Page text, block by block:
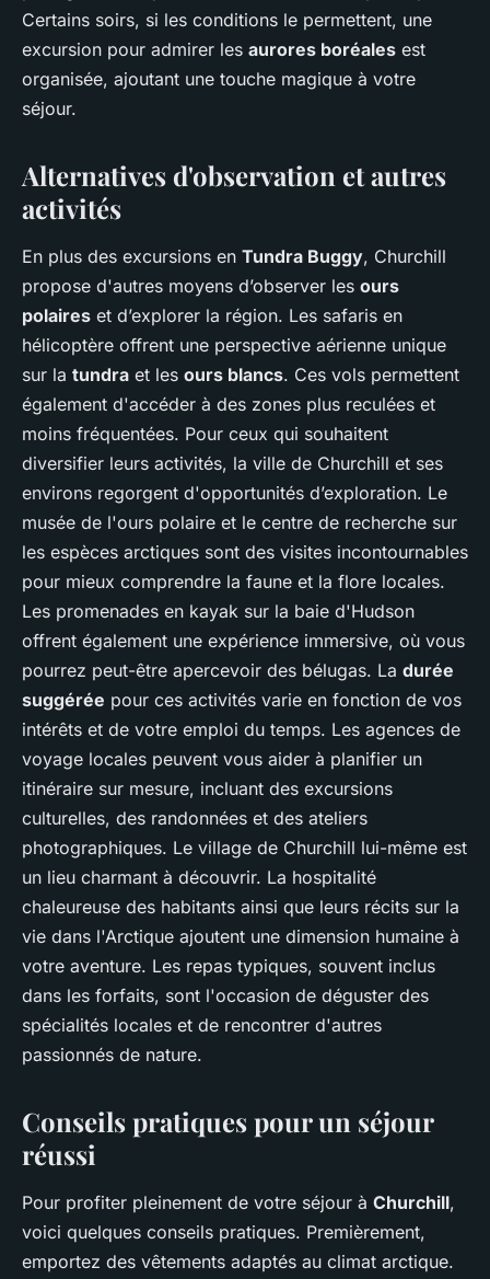
Certains soirs, si les conditions le permettent, une
excursion pour admirer les aurores boréales est
organisée, ajoutant une touche magique à votre
séjour.
Alternatives d'observation et autres
activités
En plus des excursions en Tundra Buggy, Churchill
propose d'autres moyens d’observer les ours
polaires et d’explorer la région. Les safaris en
hélicoptère offrent une perspective aérienne unique
sur la tundra et les ours blancs. Ces vols permettent
également d'accéder à des zones plus reculées et
moins fréquentées. Pour ceux qui souhaitent
diversifier leurs activités, la ville de Churchill et ses
environs regorgent d'opportunités d’exploration. Le
musée de l'ours polaire et le centre de recherche sur
les espèces arctiques sont des visites incontournables
pour mieux comprendre la faune et la flore locales.
Les promenades en kayak sur la baie d'Hudson
offrent également une expérience immersive, où vous
pourrez peut-être apercevoir des bélugas. La durée
suggérée pour ces activités varie en fonction de vos
intérêts et de votre emploi du temps. Les agences de
voyage locales peuvent vous aider à planifier un
itinéraire sur mesure, incluant des excursions
culturelles, des randonnées et des ateliers
photographiques. Le village de Churchill lui-même est
un lieu charmant à découvrir. La hospitalité
chaleureuse des habitants ainsi que leurs récits sur la
vie dans l'Arctique ajoutent une dimension humaine à
votre aventure. Les repas typiques, souvent inclus
dans les forfaits, sont l'occasion de déguster des
spécialités locales et de rencontrer d'autres
passionnés de nature.
Conseils pratiques pour un séjour
réussi
Pour profiter pleinement de votre séjour à Churchill,
voici quelques conseils pratiques. Premièrement,
emportez des vêtements adaptés au climat arctique.